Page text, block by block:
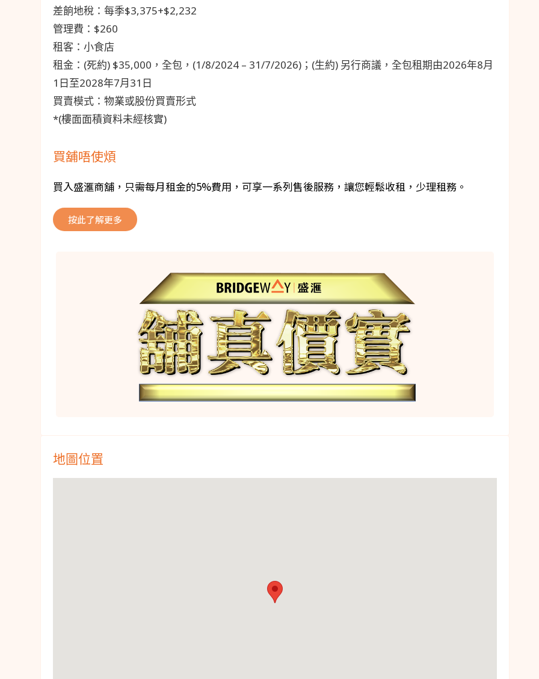
差餉地稅：每季$3,375+$2,232
管理費：$260
租客：小食店
租金：(死約) $35,000，全包，(1/8/2024 – 31/7/2026)；(生約) 另行商議，全包租期由2026年8月
1日至2028年7月31日
買賣模式：物業或股份買賣形式
*(樓面面積資料未經核實)
買舖唔使煩
買入盛滙商舖，只需每月租金的5%費用，可享一系列售後服務，讓您輕鬆收租，少理租務。
按此了解更多
地圖位置